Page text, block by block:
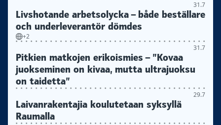
31.7
Livshotande arbetsolycka – både beställare
och underleverantör dömdes
+2
31.7
Pitkien matkojen erikoismies – ”Kovaa
juokseminen on kivaa, mutta ultrajuoksu
on taidetta”
29.7
Laivanrakentajia koulutetaan syksyllä
Raumalla